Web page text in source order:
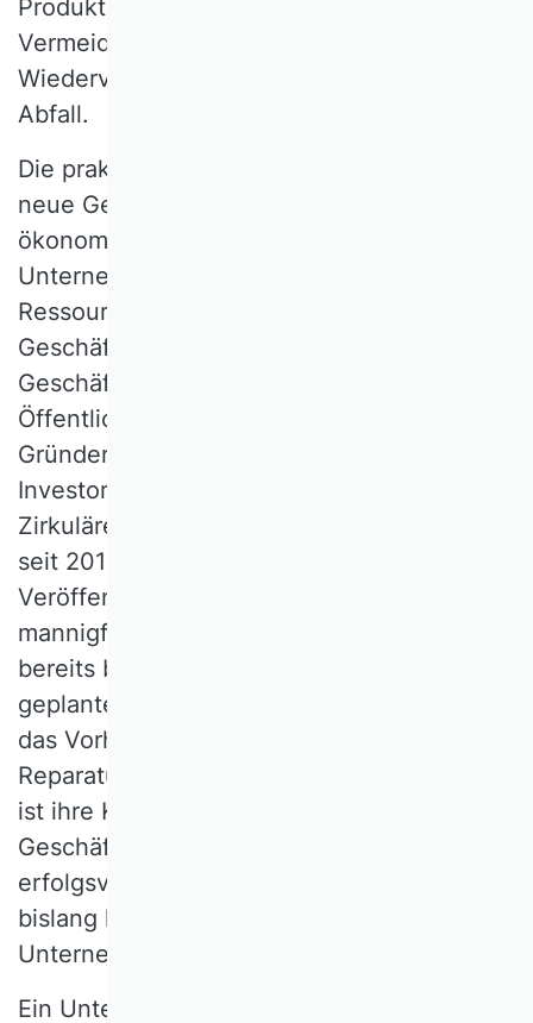
Produktionsmuster“ und postuliert die
Vermeidung, Verminderung,
Wiederverwertung und -verwendung von
Abfall.
Die praktische Umsetzung von CE erfordert
neue Geschäftsmodelle, welche
ökonomische Wertschöpfung für die
Unternehmen mit Wert für die Kunden und
Ressourcenerhaltung verbinden: zirkuläre
Geschäftsmodelle. Herkömmliche
Geschäftsmodelle sind der breiten
Öffentlichkeit am ehesten aus TV-
Gründershows bekannt, wenn mögliche
Investoren nach dem
Zirkuläre Geschäftsmodelle verzeichnen
seit 2016 einen sprunghaften Anstieg an
Veröffentlichungen.
mannigfaltigen Ansätze in isolierter Form
bereits bekannt sind, bspw. der Verzicht auf
geplante Obsoleszenz bei Elektrogeräten,
das Vorhalten von Ersatzteilen für
Reparaturen, Pfandsysteme und Sharing,
ist ihre Kombination als zirkuläre
Geschäftsmodellinnovation ein
erfolgsversprechender Ansatz auch in
bislang linear wirtschaftenden
Unternehmen.
Ein Unternehmen mit dem zirkulären